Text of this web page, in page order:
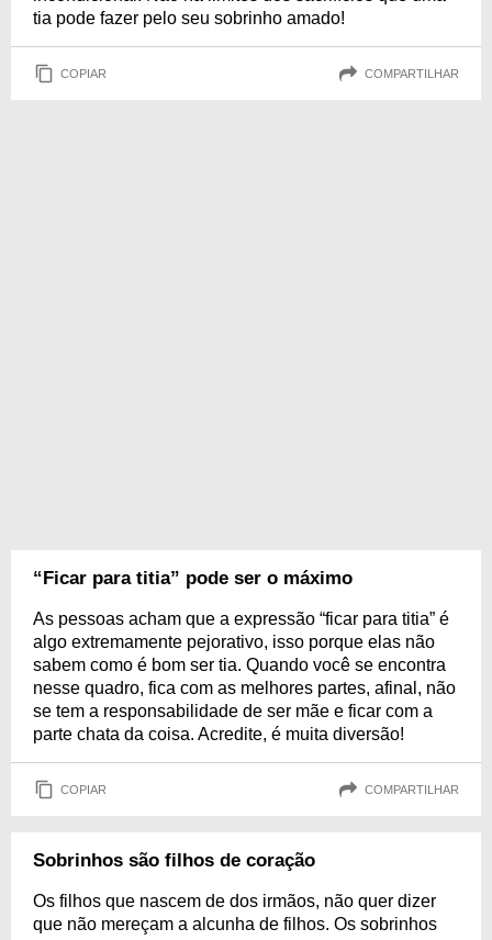
tia pode fazer pelo seu sobrinho amado!
COPIAR COMPARTILHAR
“Ficar para titia” pode ser o máximo
As pessoas acham que a expressão “ficar para titia” é
algo extremamente pejorativo, isso porque elas não
sabem como é bom ser tia. Quando você se encontra
nesse quadro, fica com as melhores partes, afinal, não
se tem a responsabilidade de ser mãe e ficar com a
parte chata da coisa. Acredite, é muita diversão!
COPIAR COMPARTILHAR
Sobrinhos são filhos de coração
Os filhos que nascem de dos irmãos, não quer dizer
que não mereçam a alcunha de filhos. Os sobrinhos